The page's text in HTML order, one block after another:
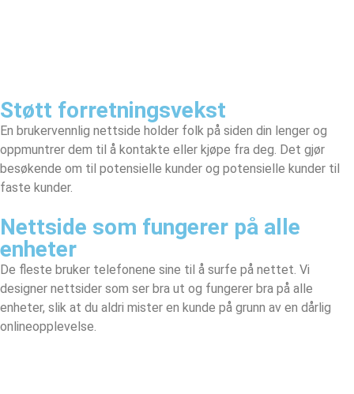
Støtt forretningsvekst
En brukervennlig nettside holder folk på siden din lenger og
oppmuntrer dem til å kontakte eller kjøpe fra deg. Det gjør
besøkende om til potensielle kunder og potensielle kunder til
faste kunder.
Nettside som fungerer på alle
enheter
De fleste bruker telefonene sine til å surfe på nettet. Vi
designer nettsider som ser bra ut og fungerer bra på alle
enheter, slik at du aldri mister en kunde på grunn av en dårlig
onlineopplevelse.